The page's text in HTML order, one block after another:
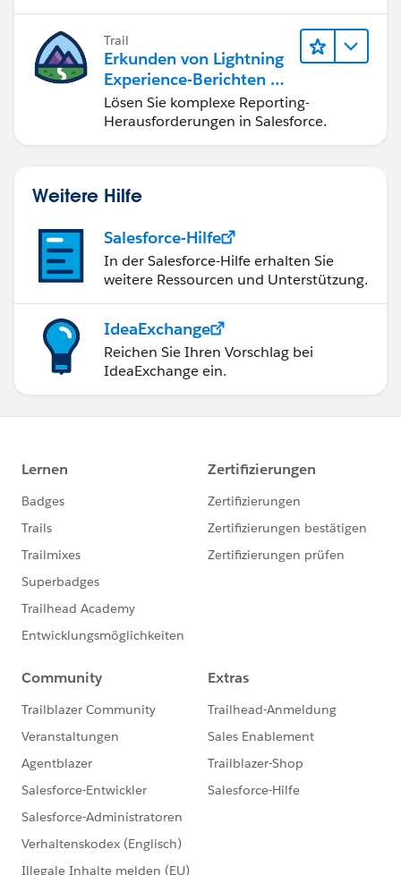
Trail
Erkunden von Lightning
Experience-Berichten & -
Dashboards
Lösen Sie komplexe Reporting-
Herausforderungen in Salesforce.
Weitere Hilfe
Salesforce-Hilfe
In der Salesforce-Hilfe erhalten Sie
weitere Ressourcen und Unterstützung.
IdeaExchange
Reichen Sie Ihren Vorschlag bei
IdeaExchange ein.